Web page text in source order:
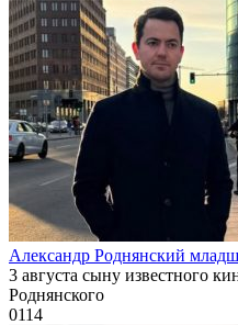
Александр Роднянский
3 августа сыну известного
Роднянского
0114